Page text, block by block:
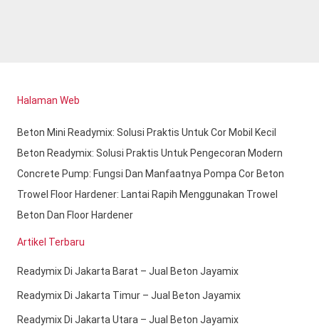
Halaman Web
Beton Mini Readymix: Solusi Praktis Untuk Cor Mobil Kecil
Beton Readymix: Solusi Praktis Untuk Pengecoran Modern
Concrete Pump: Fungsi Dan Manfaatnya Pompa Cor Beton
Trowel Floor Hardener: Lantai Rapih Menggunakan Trowel
Beton Dan Floor Hardener
Artikel Terbaru
Readymix Di Jakarta Barat – Jual Beton Jayamix
Readymix Di Jakarta Timur – Jual Beton Jayamix
Readymix Di Jakarta Utara – Jual Beton Jayamix